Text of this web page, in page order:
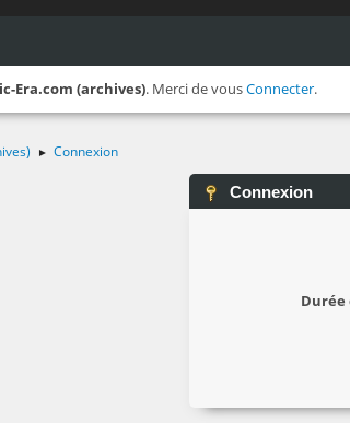
Era.com (archives). Merci de vousConnecter.
► Connexion
Connexion
Durée